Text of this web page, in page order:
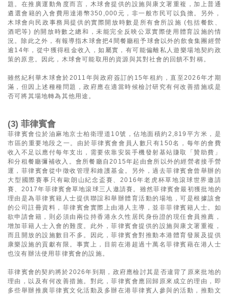
題。在推廣運動角度而言，木球會提供的設施與康文署重複，加上普通
遴選會籍的入會費用達港幣350,000元，非一般市民可以負擔。另外，
木球會向民政事務局提供的實際開放時數是所有會所設施 (包括餐飲、
酒吧等) 的開放時數之總和，未能完全反映公眾實際使用體育設施的情
況。除此之外，有報導指木球會把4間餐廳租予球會以外的飲食集團經營
逾14年，從中獲得租金收入，如屬實，有可能偏離私人遊樂場地契約政
策的原意。因此，木球會可能取用的資源與其對社會的回饋不對稱。
雖然紀利華木球會於2011年與政府簽訂的15年租約，直至2026年才期
滿，但因上述種種問題，政府應在適當時候檢討研究有何改善措施或是
否可將其場地轉為其他用途。
(3) 菲律賓會
菲律賓會位於油麻地京士柏衛理道10號，佔地面積約2,819平方米，是
市區的重要地段之一。由於菲律賓會會員人數只有150名，每年的會費
收入不足以應付每年支出，需要依靠安裝手機發射基站賺取「贊助費」
和分租餐廳彌補收入。會所餐廳自2015年起由會所以外的經營者接手營
運，菲律賓會從中徵收管理和維護基金。另外，過去菲律賓會曾舉辦的
大型國際賽事只有歐朗山紀念盃賽、2016年老虎杯草地滾球世界邀請
賽、2017年菲律賓會草地滾球三人邀請賽。雖然菲律賓會最初獲批地的
理由是為菲律賓籍人士提供聯誼和舉辦體育活動的場地，可是根據該會
的公司註冊資料，菲律賓會實際上由港人主導，並非菲律賓籍人士。如
欲申請會籍，則必須由兩位持香港永久性居民身份證的現任會員推薦，
增加菲籍人士入會的難度。此外，菲律賓會提供的設施與康文署重複，
而且開放的設施數目不多。因此，菲律賓會對推動本港體育發展及提供
康樂設施的貢獻有限。事實上，目前在港超過十萬名菲律賓藉在港人士
也沒有辦法使用菲律賓會的設施。
菲律賓會的契約將於2026年到期，政府應檢討其是否違背了原來批地的
理由，以及有何改善措施。對此，菲律賓會應回歸原來成立的理由，即
多些舉辦推廣菲律賓文化活動及多辦在港菲律賓人參與的活動，推動文